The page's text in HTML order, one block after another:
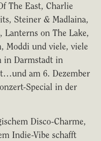
The East, Charlie
Steiner & Madlaina,
Lanterns on The Lake,
Moddi und viele, viele
in Darmstadt in
am 6. Dezember
Special in der
Disco-Charme,
Indie-Vibe schafft